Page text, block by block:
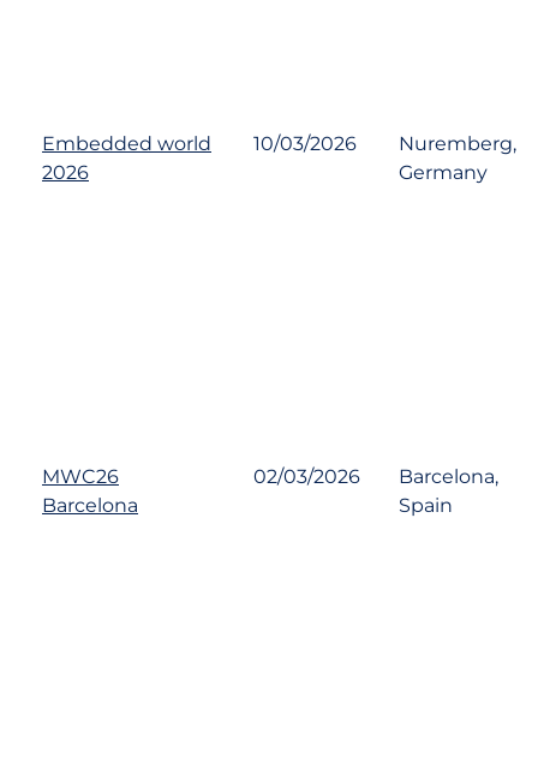
Embedded world
2026
10/03/2026
Nuremberg,
Germany
MWC26
Barcelona
02/03/2026
Barcelona,
Spain